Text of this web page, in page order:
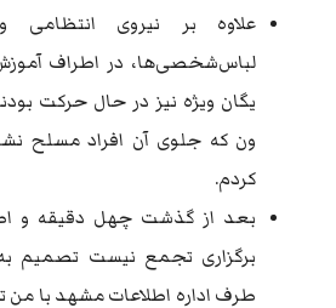
علاوه بر نیروی
لباس‌شخصی‌ها، در اطراف
یگان ویژه نیز در حال حرکت
ون که جلوی آن افراد مسلح
کردم.
بعد از گذشت چهل دقیقه و
برگزاری تجمع نیست تصمیم
طرف اداره اطلاعات مشهد با